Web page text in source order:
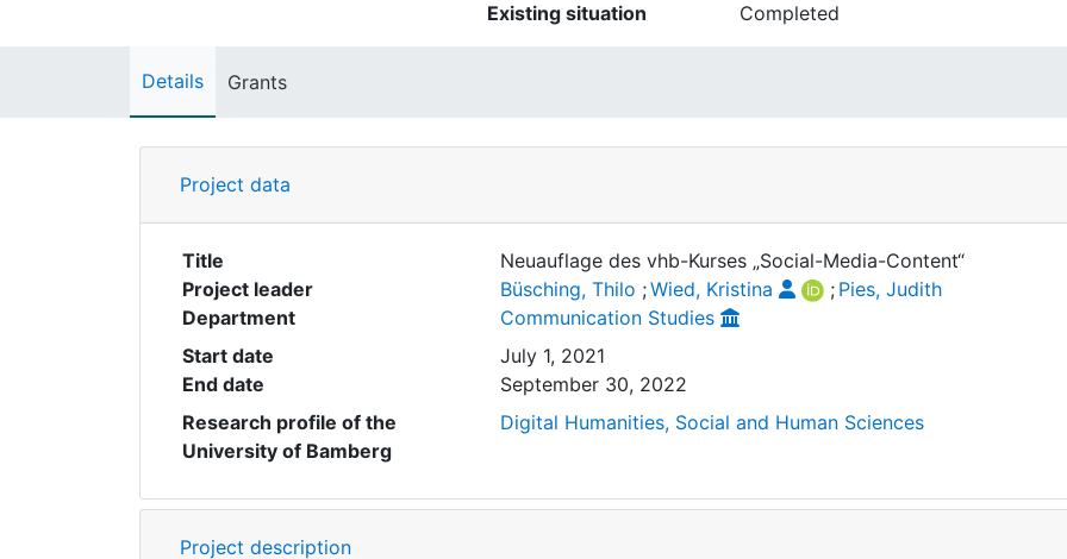
Existing situation Completed
Details Grants
Project data
Title
Neuauflage des vhb-Kurses „Social-Media-Content“
Project leader
Büsching, Thilo ;Wied, Kristina ; Pies, Judith
Department
Communication Studies
Start date
July 1, 2021
End date
September 30, 2022
Research profile of the
University of Bamberg
Digital Humanities, Social and Human Sciences
Project description